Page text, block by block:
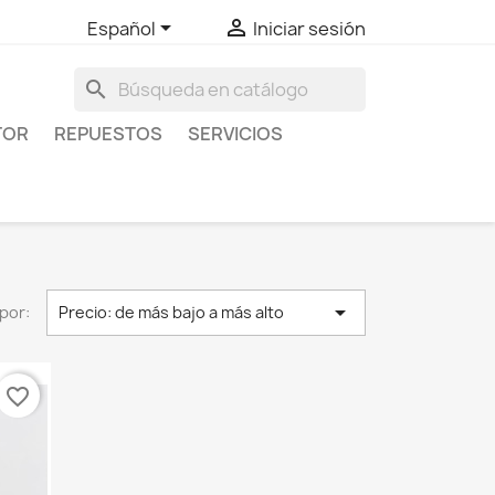
Español  Iniciar sesión
search
REPUESTOS
SERVICIOS
Precio: de más bajo a más alto 
favorite_border